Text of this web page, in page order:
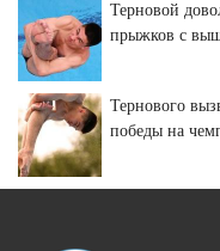
Терновой
прыжков с
Тернового
победы на